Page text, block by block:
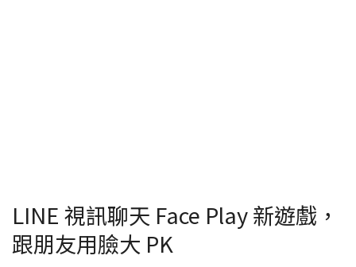
LINE 視訊聊天 Face Play 新遊戲，
跟朋友用臉大 PK